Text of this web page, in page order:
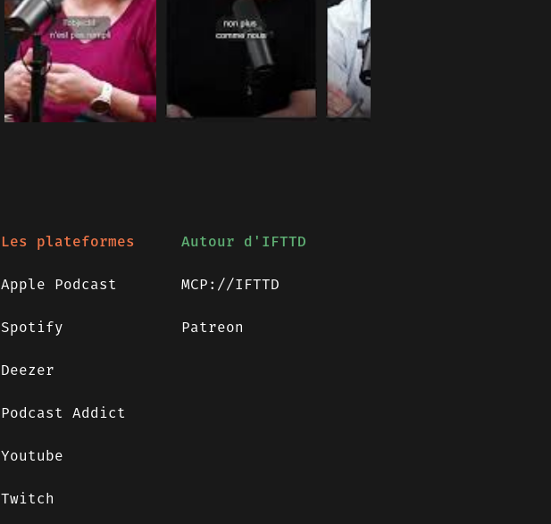
Les plateformes
Apple Podcast
Spotify
Deezer
Podcast Addict
Youtube
Twitch
Autour d'IFTTD
MCP://IFTTD
Patreon